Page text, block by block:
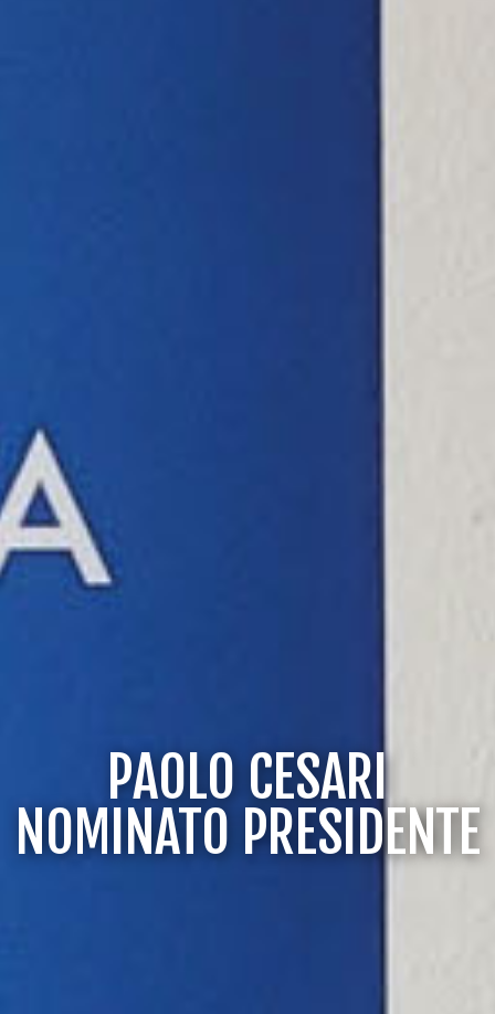
PAOLO CESARI
NOMINATO PRESIDENTE